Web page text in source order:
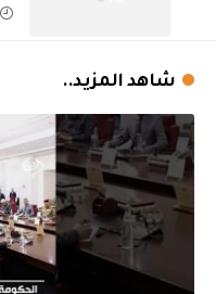
شاهد المزيد..